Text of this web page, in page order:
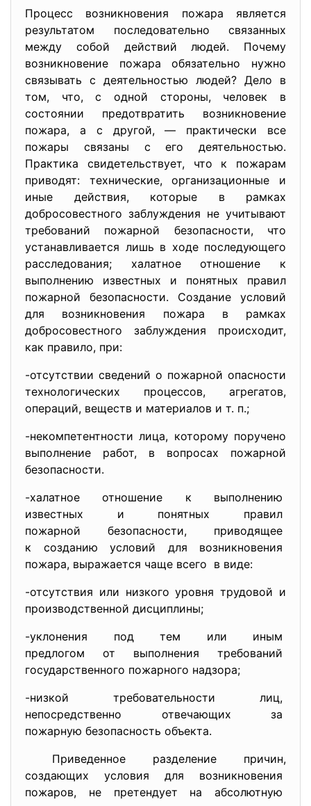
Процесс возникновения пожара является
результатом последовательно связанных
между собой действий людей. Почему
возникновение пожара обязательно нужно
связывать с деятельностью людей? Дело в
том, что, с одной стороны, человек в
состоянии предотвратить возникновение
пожара, а с другой, — практически все
пожары связаны с его деятельностью.
Практика свидетельствует, что к пожарам
приводят: технические, организационные и
иные действия, которые в рамках
добросовестного заблуждения не учитывают
требований пожарной безопасности, что
устанавливается лишь в ходе последующего
расследования; халатное отношение к
выполнению известных и понятных правил
пожарной безопасности. Создание условий
для возникновения пожара в рамках
добросовестного заблуждения происходит,
как правило, при:
-отсутствии сведений о пожарной опасности
технологических процессов, агрегатов,
операций, веществ и материалов и т. п.;
-некомпетентности лица, которому поручено
выполнение работ, в вопросах пожарной
безопасности.
-халатное отношение к выполнению
известных и понятных правил
пожарной безопасности, приводящее
к созданию условий для возникновения
пожара, выражается чаще всего в виде:
-отсутствия или низкого уровня трудовой и
производственной дисциплины;
-уклонения под тем или иным
предлогом от выполнения требований
государственного пожарного надзора;
-низкой требовательности лиц,
непосредственно отвечающих за
пожарную безопасность объекта.
Приведенное разделение причин,
создающих условия для возникновения
пожаров, не претендует на абсолютную